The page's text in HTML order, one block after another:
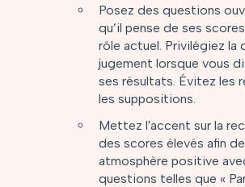
Posez des questions
qu’il pense de ses
rôle actuel. Privilégiez la
jugement lorsque vous
ses résultats. Évitez les
les suppositions.
Mettez l'accent sur la
des scores élevés afin
atmosphère positive
questions telles que «